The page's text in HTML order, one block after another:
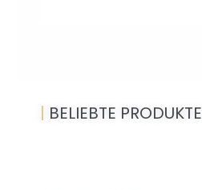
| BELIEBTE PRODUKTE